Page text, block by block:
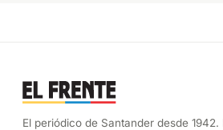
El periódico de Santander desde